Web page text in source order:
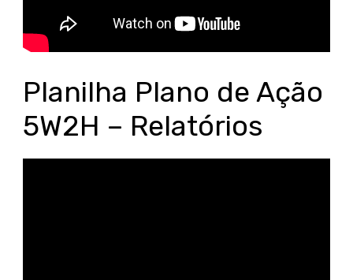
Planilha Plano de Ação
5W2H – Relatórios